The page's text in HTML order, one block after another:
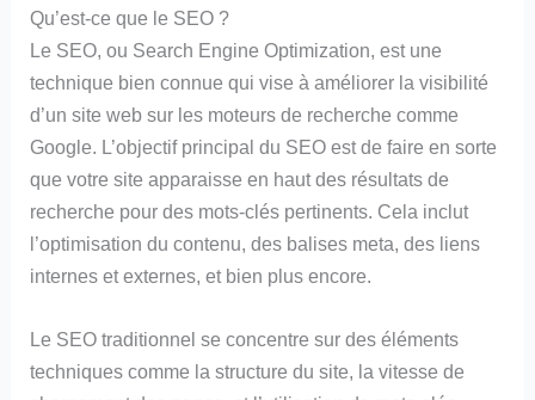
Qu’est-ce que le SEO ?
Le SEO, ou Search Engine Optimization, est une
technique bien connue qui vise à améliorer la visibilité
d’un site web sur les moteurs de recherche comme
Google. L’objectif principal du SEO est de faire en sorte
que votre site apparaisse en haut des résultats de
recherche pour des mots-clés pertinents. Cela inclut
l’optimisation du contenu, des balises meta, des liens
internes et externes, et bien plus encore.
Le SEO traditionnel se concentre sur des éléments
techniques comme la structure du site, la vitesse de